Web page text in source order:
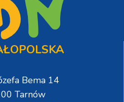
Bema 14
Tarnów